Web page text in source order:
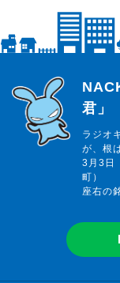
らじっと
君」
ラジオ
が、根
3月3日
町）
座右の